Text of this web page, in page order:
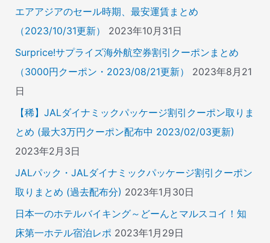
エアアジアのセール時期、最安運賃まとめ
（2023/10/31更新）
2023年10月31日
Surprice!サプライズ海外航空券割引クーポンまとめ
（3000円クーポン・2023/08/21更新）
2023年8月21
日
【稀】JALダイナミックパッケージ割引クーポン取りま
とめ (最大3万円クーポン配布中 2023/02/03更新)
2023年2月3日
JALパック・JALダイナミックパッケージ割引クーポン
取りまとめ (過去配布分) 2023年1月30日
日本一のホテルバイキング～どーんとマルスコイ！知
床第一ホテル宿泊レポ 2023年1月29日